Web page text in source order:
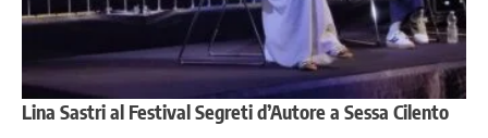
Lina Sastri al Festival Segreti d’Autore a Sessa Cilento